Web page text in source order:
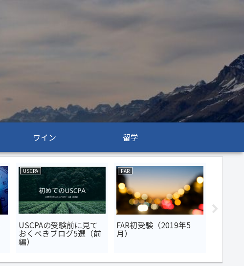
ワイン 留学
USCPA
USCPAの受験前に見て
おくべきブログ5選（前
編）
FAR
FAR初受験（2019年5
月）